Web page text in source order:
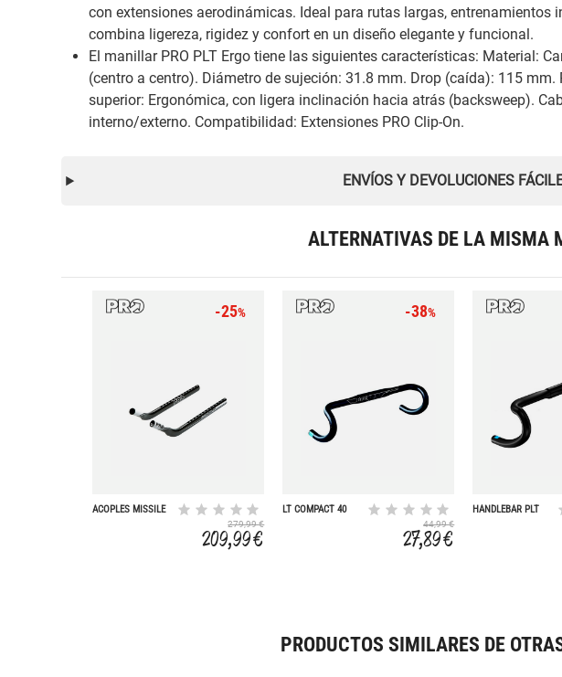
con extensiones aerodinámicas. Ideal para rutas largas, entrenamientos
combina ligereza, rigidez y confort en un diseño elegante y funcional.
El manillar PRO PLT Ergo tiene las siguientes características: Material:
(centro a centro). Diámetro de sujeción: 31.8 mm. Drop (caída): 115 mm.
superior: Ergonómica, con ligera inclinación hacia atrás (backsweep).
interno/externo. Compatibilidad: Extensiones PRO Clip-On.
ENVÍOS Y DEVOLUCIONES
ALTERNATIVAS DE LA MISMA
-25%
ACOPLES MISSILE
279,99 €
209,99 €
-38%
LT COMPACT 40
44,99 €
27,89 €
HANDLEBAR PLT
PRODUCTOS SIMILARES DE